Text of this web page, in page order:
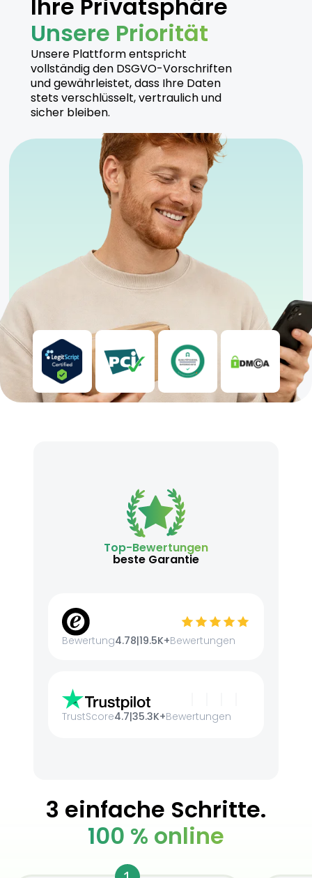
Ihre Privatsphäre
Unsere Priorität
Unsere Plattform entspricht
vollständig den DSGVO-Vorschriften
und gewährleistet, dass Ihre Daten
stets verschlüsselt, vertraulich und
sicher bleiben.
Top-Bewertungen
beste Garantie
Bewertung4.78|19.5K+Bewertungen
TrustScore4.7|35.3K+Bewertungen
3 einfache Schritte.
100 % online